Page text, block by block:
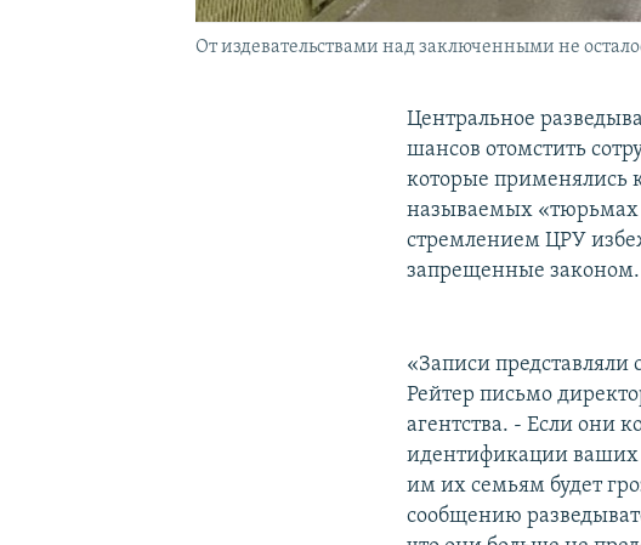
От издевательствами над заключенными не
Центральное
шансов отомстить
которые применялись
называемых «тюрьмах
стремлением ЦРУ
запрещенные законом.
«Записи представляли
Рейтер письмо
агентства. - Если они
идентификации ваших
им их семьям будет
сообщению